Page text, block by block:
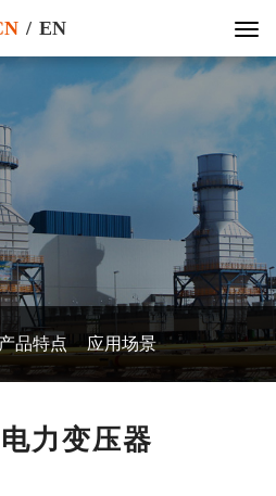
/ EN
产品特点 应用场景
力变压器